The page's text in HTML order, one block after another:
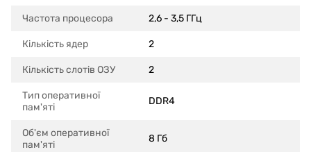
Частота процесора 2,6 - 3,5 ГГц
Кількість ядер 2
Кількість слотів ОЗУ 2
Тип оперативної
пам'яті
DDR4
Об'єм оперативної
пам'яті
8 Гб